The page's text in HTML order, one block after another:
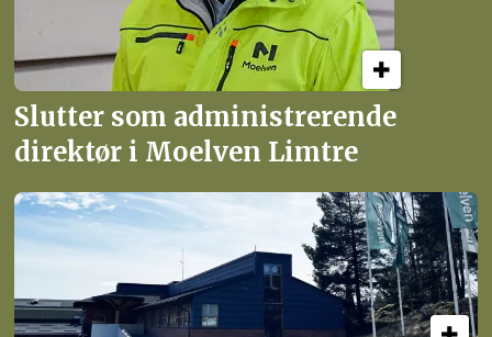
Slutter som administrerende
direktør i Moelven Limtre